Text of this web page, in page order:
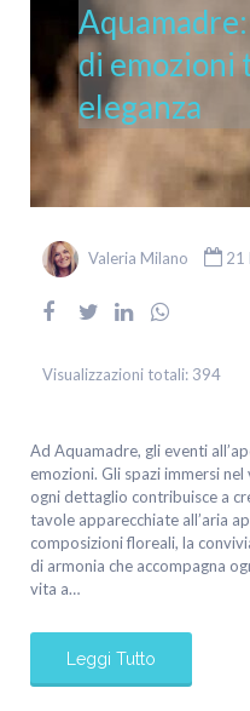
di emozioni
eleganza
Valeria Milano 21
Visualizzazioni totali: 394
Ad Aquamadre, gli eventi
emozioni. Gli spazi immersi
ogni dettaglio contribuisce a
tavole apparecchiate all’aria
composizioni floreali, la
di armonia che accompagna
vita a…
Leggi Tutto